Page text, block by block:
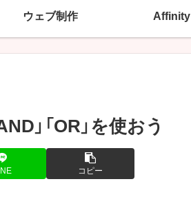
ウェブ制作 Affinity
」「OR」を使おう
コピー